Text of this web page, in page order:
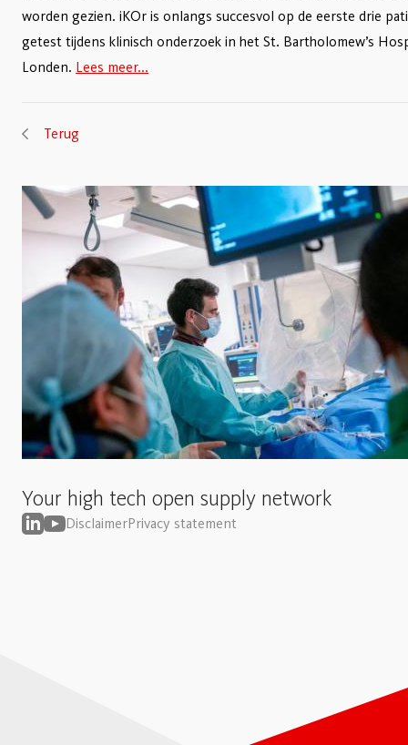
worden gezien. iKOr is onlangs succesvol op de eerste drie
getest tijdens klinisch onderzoek in het St. Bartholomew’s
Londen. Lees meer...
Terug
Your high tech open supply network
DisclaimerPrivacy statement